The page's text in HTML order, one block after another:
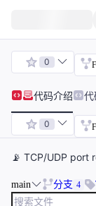
0
代码介绍 代
0
📡 TCP/UDP port
main 分支 4